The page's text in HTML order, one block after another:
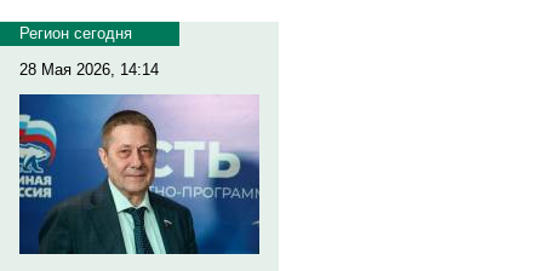
Регион сегодня
28 Мая 2026, 14:14